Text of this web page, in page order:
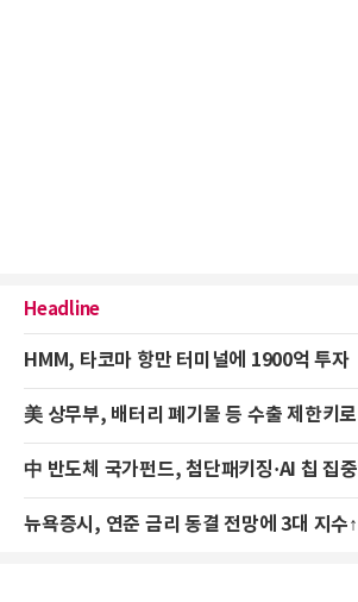
Headline
HMM, 타코마 항만 터미널에 1900억 투자
美 상무부, 배터리 폐기물 등 수출 제한키로
中 반도체 국가펀드, 첨단패키징·AI 칩 집중
뉴욕증시, 연준 금리 동결 전망에 3대 지수↑